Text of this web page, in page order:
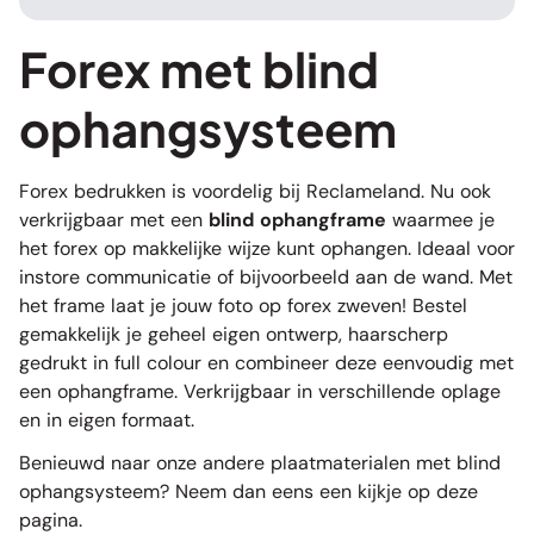
Forex met blind
ophangsysteem
Forex bedrukken is voordelig bij Reclameland. Nu ook
verkrijgbaar met een blind ophangframe waarmee je
het forex op makkelijke wijze kunt ophangen. Ideaal voor
instore communicatie of bijvoorbeeld aan de wand. Met
het frame laat je jouw foto op forex zweven! Bestel
gemakkelijk je geheel eigen ontwerp, haarscherp
gedrukt in full colour en combineer deze eenvoudig met
een ophangframe. Verkrijgbaar in verschillende oplage
en in eigen formaat.
Benieuwd naar onze andere plaatmaterialen met blind
ophangsysteem? Neem dan eens een kijkje op deze
pagina.